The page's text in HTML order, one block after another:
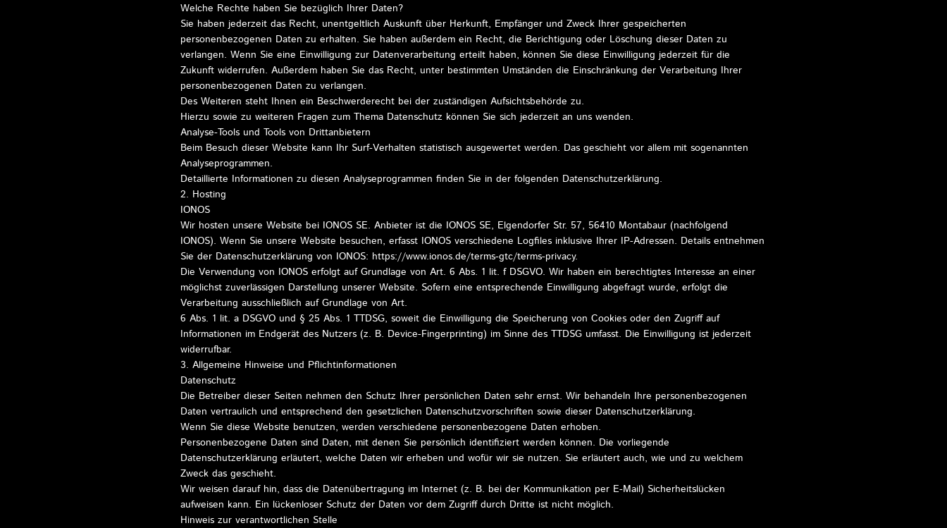
Welche Rechte haben Sie bezüglich Ihrer Daten?
Sie haben jederzeit das Recht, unentgeltlich Auskunft über Herkunft, Empfänger und Zweck Ihrer gespeicherten
personenbezogenen Daten zu erhalten. Sie haben außerdem ein Recht, die Berichtigung oder Löschung dieser Daten zu
verlangen. Wenn Sie eine Einwilligung zur Datenverarbeitung erteilt haben, können Sie diese Einwilligung jederzeit für die
Zukunft widerrufen. Außerdem haben Sie das Recht, unter bestimmten Umständen die Einschränkung der Verarbeitung Ihrer
personenbezogenen Daten zu verlangen.
Des Weiteren steht Ihnen ein Beschwerderecht bei der zuständigen Aufsichtsbehörde zu.
Hierzu sowie zu weiteren Fragen zum Thema Datenschutz können Sie sich jederzeit an uns wenden.
Analyse-Tools und Tools von Drittanbietern
Beim Besuch dieser Website kann Ihr Surf-Verhalten statistisch ausgewertet werden. Das geschieht vor allem mit sogenannten
Analyseprogrammen.
Detaillierte Informationen zu diesen Analyseprogrammen finden Sie in der folgenden Datenschutzerklärung.
2. Hosting
IONOS
Wir hosten unsere Website bei IONOS SE. Anbieter ist die IONOS SE, Elgendorfer Str. 57, 56410 Montabaur (nachfolgend
IONOS). Wenn Sie unsere Website besuchen, erfasst IONOS verschiedene Logfiles inklusive Ihrer IP-Adressen. Details entnehmen
Sie der Datenschutzerklärung von IONOS: https://www.ionos.de/terms-gtc/terms-privacy.
Die Verwendung von IONOS erfolgt auf Grundlage von Art. 6 Abs. 1 lit. f DSGVO. Wir haben ein berechtigtes Interesse an einer
möglichst zuverlässigen Darstellung unserer Website. Sofern eine entsprechende Einwilligung abgefragt wurde, erfolgt die
Verarbeitung ausschließlich auf Grundlage von Art.
6 Abs. 1 lit. a DSGVO und § 25 Abs. 1 TTDSG, soweit die Einwilligung die Speicherung von Cookies oder den Zugriff auf
Informationen im Endgerät des Nutzers (z. B. Device-Fingerprinting) im Sinne des TTDSG umfasst. Die Einwilligung ist jederzeit
widerrufbar.
3. Allgemeine Hinweise und Pflichtinformationen
Datenschutz
Die Betreiber dieser Seiten nehmen den Schutz Ihrer persönlichen Daten sehr ernst. Wir behandeln Ihre personenbezogenen
Daten vertraulich und entsprechend den gesetzlichen Datenschutzvorschriften sowie dieser Datenschutzerklärung.
Wenn Sie diese Website benutzen, werden verschiedene personenbezogene Daten erhoben.
Personenbezogene Daten sind Daten, mit denen Sie persönlich identifiziert werden können. Die vorliegende
Datenschutzerklärung erläutert, welche Daten wir erheben und wofür wir sie nutzen. Sie erläutert auch, wie und zu welchem
Zweck das geschieht.
Wir weisen darauf hin, dass die Datenübertragung im Internet (z. B. bei der Kommunikation per E-Mail) Sicherheitslücken
aufweisen kann. Ein lückenloser Schutz der Daten vor dem Zugriff durch Dritte ist nicht möglich.
Hinweis zur verantwortlichen Stelle